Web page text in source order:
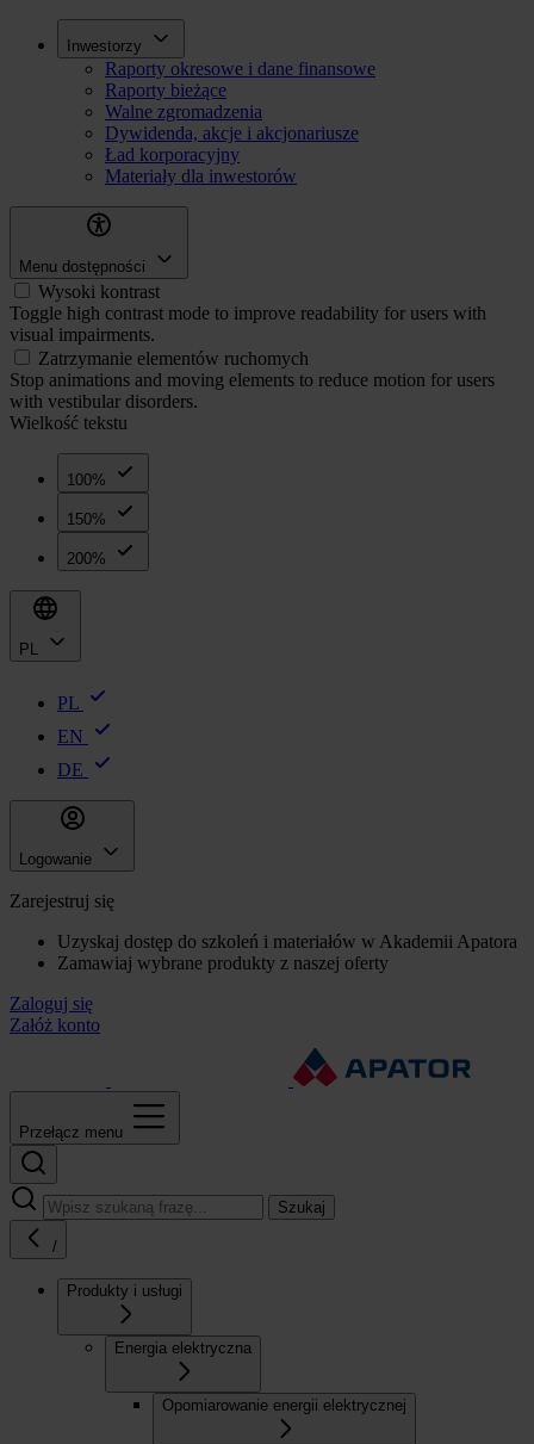
Inwestorzy
Raporty okresowe i dane finansowe
Raporty bieżące
Walne zgromadzenia
Dywidenda, akcje i akcjonariusze
Ład korporacyjny
Materiały dla inwestorów
Menu dostępności
Wysoki kontrast
Toggle high contrast mode to improve readability for users with
visual impairments.
Zatrzymanie elementów ruchomych
Stop animations and moving elements to reduce motion for users
with vestibular disorders.
Wielkość tekstu
100%
150%
200%
PL
PL
EN
DE
Logowanie
Zarejestruj się
Uzyskaj dostęp do szkoleń i materiałów w Akademii Apatora
Zamawiaj wybrane produkty z naszej oferty
Zaloguj się
Załóż konto
Przełącz menu
Szukaj
/
Produkty i usługi
Energia elektryczna
Opomiarowanie energii elektrycznej